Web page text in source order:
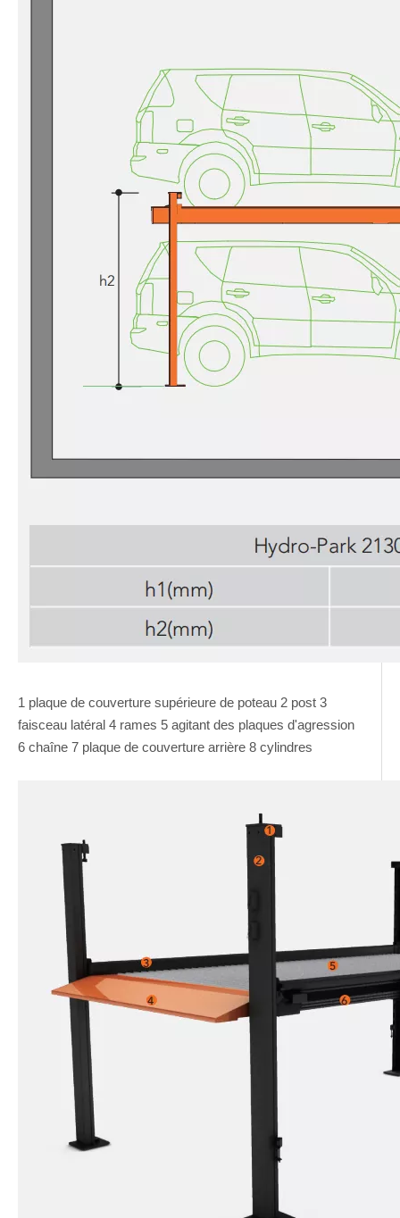
1 plaque de couverture supérieure de poteau 2 post 3
faisceau latéral 4 rames 5 agitant des plaques d'agression
6 chaîne 7 plaque de couverture arrière 8 cylindres